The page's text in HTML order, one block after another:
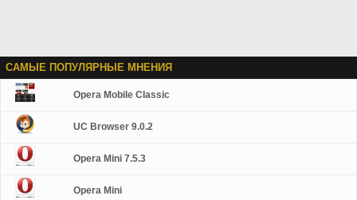
САМЫЕ ПОПУЛЯРНЫЕ МНЕНИЯ
Opera Mobile Classic
UC Browser 9.0.2
Opera Mini 7.5.3
Opera Mini